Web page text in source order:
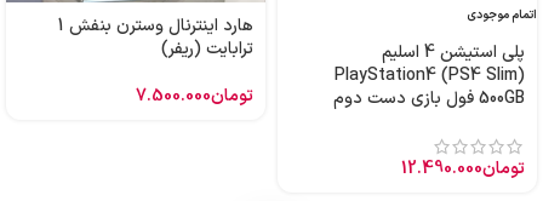
اتمام موجودی
پلی استیشن 4 اسلیم
PlayStation4 (PS4 Slim)
500GB فول بازی دست دوم
تومان12.490.000
هارد اینترنال وسترن بنفش 1
ترابایت (ریفر)
تومان7.500.000